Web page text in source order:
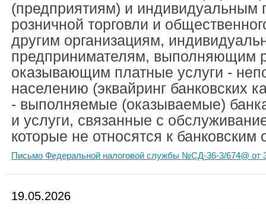
(предприятиям) и индивидуальным
розничной торговли и
другим организациям,
предпринимателям, выполняющим
оказывающим платные услуги -
населению (эквайринг банковских
- выполняемые (оказываемые)
и услуги, связанные с
которые не относятся к банковским
Письмо Федеральной налоговой службы №СД-36-3/674@ от
19.05.2026